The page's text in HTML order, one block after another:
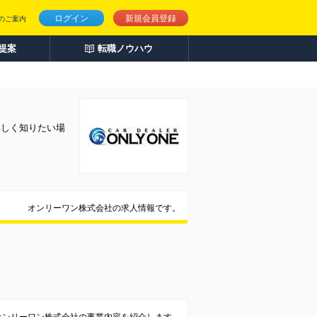
ログイン 新規会員登録
ご案内
案 転職ノウハウ
く知りたい場
オンリーワン株式会社の求人情報です。